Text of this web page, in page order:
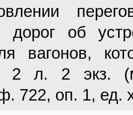
дорог об
вагонов,
2 л. 2 экз.
722, оп. 1, ед.